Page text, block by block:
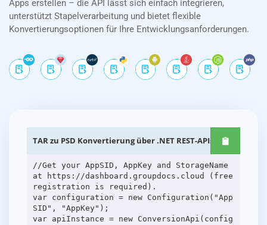
Apps erstellen – die API lässt sich einfach integrieren,
unterstützt Stapelverarbeitung und bietet flexible
Konvertierungsoptionen für Ihre Entwicklungsanforderungen.
TAR zu PSD Konvertierung über .NET REST-APIs
//Get your AppSID, AppKey and StorageName
at https://dashboard.groupdocs.cloud (free
registration is required).
var configuration = new Configuration("App
SID", "AppKey");
var apiInstance = new ConversionApi(config